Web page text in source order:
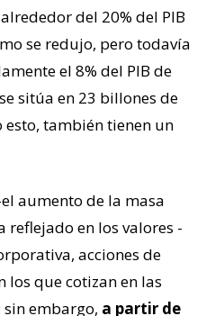
del 20% del PIB
se redujo, pero todavía
el 8% del PIB de
sitúa en 23 billones de
esto, también tienen un
aumento de la masa
reflejado en los valores -
acciones de
los que cotizan en las
embargo, a partir de